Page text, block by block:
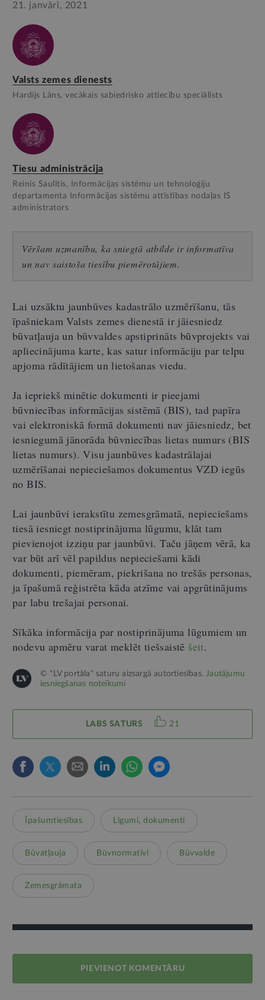
21. janvārī, 2021
Valsts zemes dienests
Hardijs Lāns, vecākais sabiedrisko attiecību speciālists
Tiesu administrācija
Reinis Saulītis, Informācijas sistēmu un tehnoloģiju
departamenta Informācijas sistēmu attīstības nodaļas IS
administrators
Vēršam uzmanību, ka sniegtā atbilde ir informatīva
un nav saistoša tiesību piemērotājiem.
Lai uzsāktu jaunbūves kadastrālo uzmērīšanu, tās
īpašniekam Valsts zemes dienestā ir jāiesniedz
būvatļauja un būvvaldes apstiprināts būvprojekts vai
apliecinājuma karte, kas satur informāciju par telpu
apjoma rādītājiem un lietošanas viedu.
Ja iepriekš minētie dokumenti ir pieejami
būvniecības informācijas sistēmā (BIS), tad papīra
vai elektroniskā formā dokumenti nav jāiesniedz, bet
iesniegumā jānorāda būvniecības lietas numurs (BIS
lietas numurs). Visu jaunbūves kadastrālajai
uzmērīšanai nepieciešamos dokumentus VZD iegūs
no BIS.
Lai jaunbūvi ierakstītu zemesgrāmatā, nepieciešams
tiesā iesniegt nostiprinājuma lūgumu, klāt tam
pievienojot izziņu par jaunbūvi. Taču jāņem vērā, ka
var būt arī vēl papildus nepieciešami kādi
dokumenti, piemēram, piekrišana no trešās personas,
ja īpašumā reģistrēta kāda atzīme vai apgrūtinājums
par labu trešajai personai.
Sīkāka informācija par nostiprinājuma lūgumiem un
nodevu apmēru varat meklēt tiešsaistē šeit.
© "LV portāla" saturu aizsargā autortiesības.Jautājumu
iesniegšanas noteikumi
LABS SATURS 21
Īpašumtiesības Līgumi, dokumenti
Būvatļauja Būvnormatīvi Būvvalde
Zemesgrāmata
PIEVIENOT KOMENTĀRU